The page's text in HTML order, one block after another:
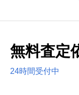
無料査定
24時間受付中